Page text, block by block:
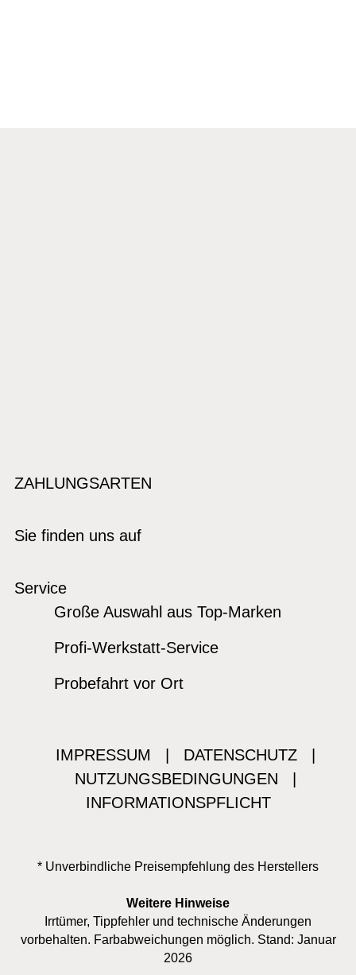
ZAHLUNGSARTEN
Sie finden uns auf
Service
Große Auswahl aus Top-Marken
Profi-Werkstatt-Service
Probefahrt vor Ort
IMPRESSUM DATENSCHUTZ
NUTZUNGSBEDINGUNGEN
INFORMATIONSPFLICHT
* Unverbindliche Preisempfehlung des Herstellers
Weitere Hinweise
Irrtümer, Tippfehler und technische Änderungen
vorbehalten. Farbabweichungen möglich. Stand: Januar
2026